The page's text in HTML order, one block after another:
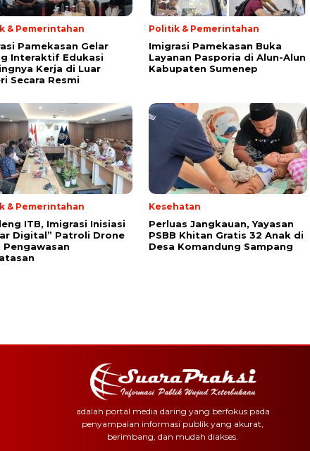
& Pemerintahan
Pamekasan Gelar
Interaktif Edukasi
Kerja di Luar
Secara Resmi
Politik & Pemerintahan
Imigrasi Pamekasan Buka
Layanan Pasporia di Alun-Alun
Kabupaten Sumenep
& Pemerintahan
ITB, Imigrasi Inisiasi
Digital” Patroli Drone
Pengawasan
Kesehatan
Perluas Jangkauan, Yayasan
PSBB Khitan Gratis 32 Anak di
Desa Komandung Sampang
adalah portal media daring yang berfokus pada
penyampaian informasi publik yang akurat,
berimbang, dan mudah diakses.